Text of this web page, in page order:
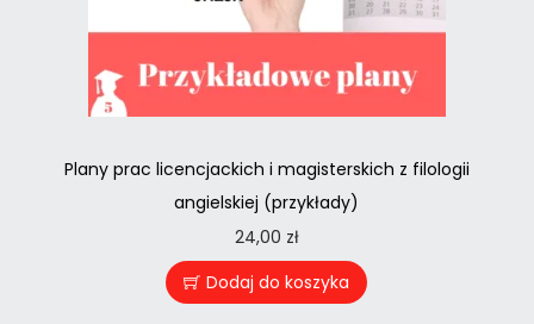
Plany prac licencjackich i magisterskich z filologii
angielskiej (przykłady)
24,00 zł
Dodaj do koszyka